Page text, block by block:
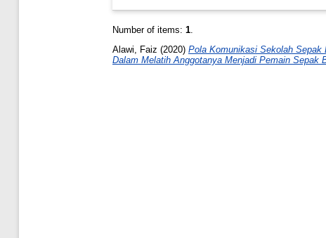
Number of items: 1.
Alawi, Faiz (2020) Pola Komunikasi Sekolah Sepak
Dalam Melatih Anggotanya Menjadi Pemain Sepak